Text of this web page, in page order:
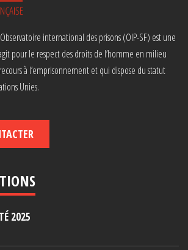
international des prisons (OIP-SF) est une
pour le respect des droits de l’homme en milieu
à l’emprisonnement et qui dispose du statut
Unies.
2025